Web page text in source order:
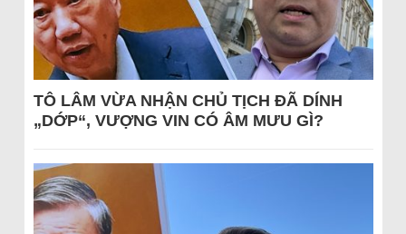
TÔ LÂM VỪA NHẬN CHỦ TỊCH ĐÃ DÍNH
„DỚP“, VƯỢNG VIN CÓ ÂM MƯU GÌ?